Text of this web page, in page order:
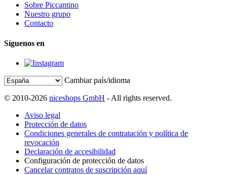
Sobre Piccantino
Nuestro grupo
Contacto
Síguenos en
Cambiar país/idioma
© 2010-2026 niceshops GmbH - All rights reserved.
Aviso legal
Protección de datos
Condiciones generales de contratación y política de
revocación
Declaración de accesibilidad
Configuración de protección de datos
Cancelar contratos de suscripción aquí